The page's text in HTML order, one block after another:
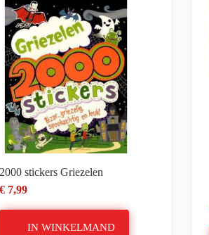
2000 stickers Griezelen
€ 7,99
IN WINKELMAND